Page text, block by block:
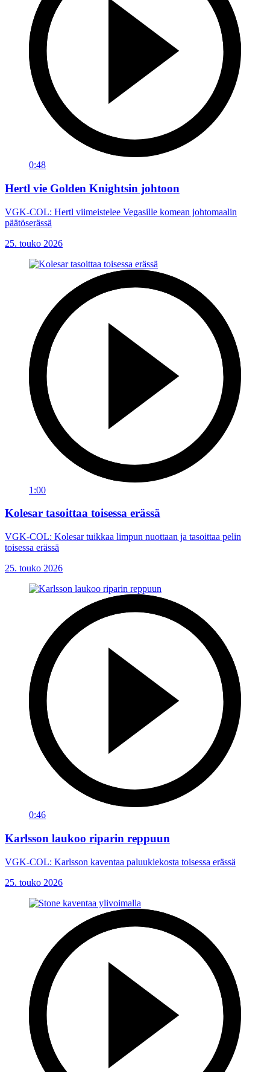
0:48
Hertl vie Golden Knightsin johtoon
VGK-COL: Hertl viimeistelee Vegasille komean johtomaalin
päätöserässä
25. touko 2026
1:00
Kolesar tasoittaa toisessa erässä
VGK-COL: Kolesar tuikkaa limpun nuottaan ja tasoittaa pelin
toisessa erässä
25. touko 2026
0:46
Karlsson laukoo riparin reppuun
VGK-COL: Karlsson kaventaa paluukiekosta toisessa erässä
25. touko 2026